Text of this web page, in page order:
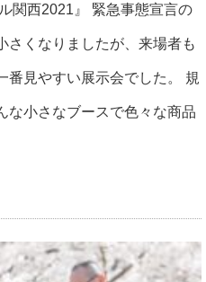
関西2021』 緊急事態宣言の
さくなりましたが、来場者も
番見やすい展示会でした。 規
な小さなブースで色々な商品